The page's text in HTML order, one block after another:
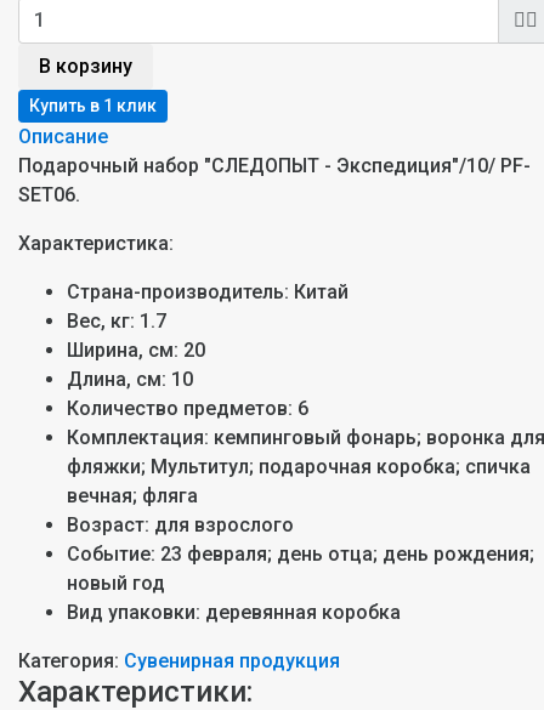
В корзину
Описание
Подарочный набор "СЛЕДОПЫТ - Экспедиция"/10/ PF-
SET06.
Характеристика:
Страна-производитель: Китай
Вес, кг: 1.7
Ширина, см: 20
Длина, см: 10
Количество предметов: 6
Комплектация: кемпинговый фонарь; воронка для
фляжки; Мультитул; подарочная коробка; спичка
вечная; фляга
Возраст: для взрослого
Событие: 23 февраля; день отца; день рождения;
новый год
Вид упаковки: деревянная коробка
Категория: Сувенирная продукция
Характеристики: